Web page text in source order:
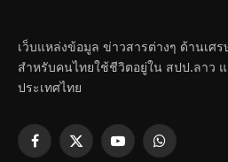
เว็บแหล่งข้อมูล ข่าวสารต่างๆ ด้านเศ
สำหรับคนไทยใช้ชีวิตอยู่ใน สปป.ลาว
ประเทศไทย
Facebook
X
YouTubeWhatsApp